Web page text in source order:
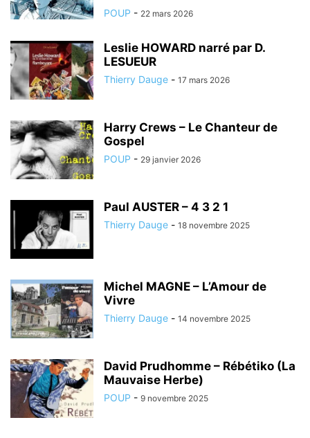
POUP - 22 mars 2026
Leslie HOWARD narré par D.
LESUEUR
Thierry Dauge - 17 mars 2026
Harry Crews – Le Chanteur de
Gospel
POUP - 29 janvier 2026
Paul AUSTER – 4 3 2 1
Thierry Dauge - 18 novembre 2025
Michel MAGNE – L’Amour de
Vivre
Thierry Dauge - 14 novembre 2025
David Prudhomme – Rébétiko (La
Mauvaise Herbe)
POUP - 9 novembre 2025